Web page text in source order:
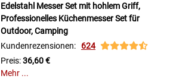
Edelstahl Messer Set mit hohlem Griff,
Professionelles Küchenmesser Set für
Outdoor, Camping
Kundenrezensionen: 624
Preis:36,60 €
Mehr ...